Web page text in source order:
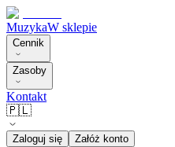
MuzykaW sklepie
Cennik
Zasoby
Kontakt
🇵🇱
Zaloguj się Załóż konto